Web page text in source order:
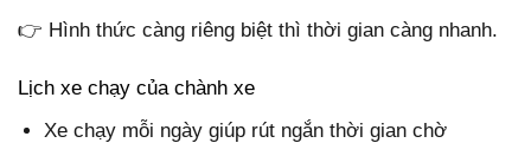
👉 Hình thức càng riêng biệt thì thời gian càng nhanh.
Lịch xe chạy của chành xe
Xe chạy mỗi ngày giúp rút ngắn thời gian chờ